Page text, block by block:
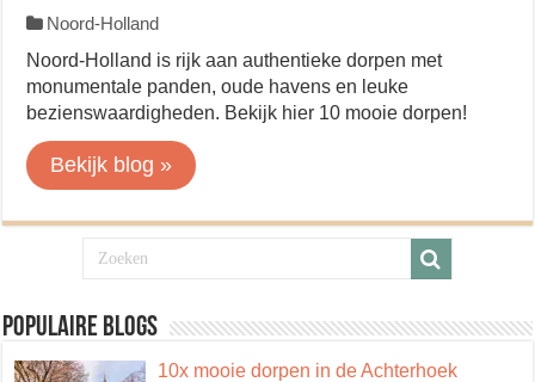
Noord-Holland
Noord-Holland is rijk aan authentieke dorpen met
monumentale panden, oude havens en leuke
bezienswaardigheden. Bekijk hier 10 mooie dorpen!
Bekijk blog »
Populaire blogs
10x mooie dorpen in de Achterhoek